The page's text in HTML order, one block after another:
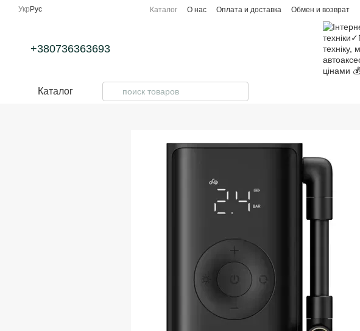
Перейти к основному контенту
Укр Рус Каталог О нас Оплата и доставка Обмен и возврат
+380736363693
Каталог